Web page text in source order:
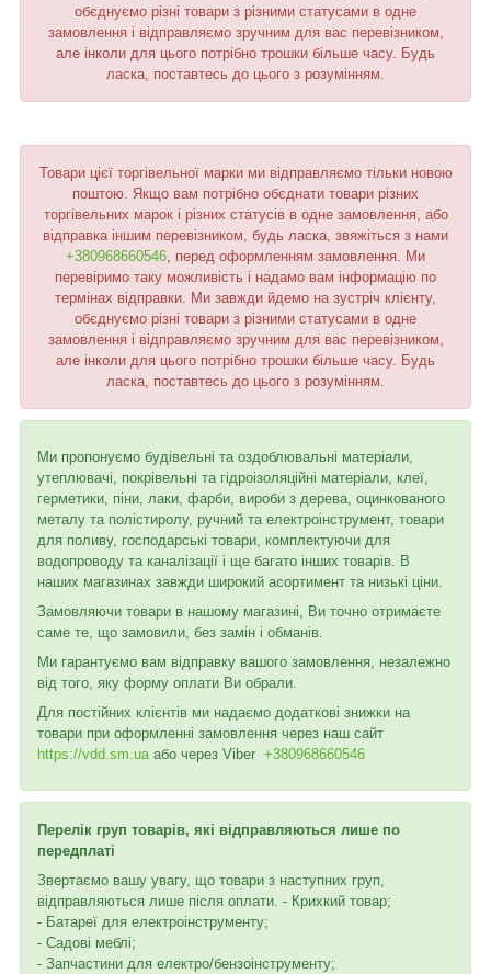
обєднуємо різні товари з різними статусами в одне
замовлення і відправляємо зручним для вас перевізником,
але інколи для цього потрібно трошки більше часу. Будь
ласка, поставтесь до цього з розумінням.
Товари цієї торгівельної марки ми відправляємо тільки новою
поштою. Якщо вам потрібно обєднати товари різних
торгівельних марок і різних статусів в одне замовлення, або
відправка іншим перевізником, будь ласка, звяжіться з нами
+380968660546 , перед оформленням замовлення. Ми
перевіримо таку можливість і надамо вам інформацію по
термінах відправки. Ми завжди йдемо на зустріч клієнту,
обєднуємо різні товари з різними статусами в одне
замовлення і відправляємо зручним для вас перевізником,
але інколи для цього потрібно трошки більше часу. Будь
ласка, поставтесь до цього з розумінням.
Ми пропонуємо будівельні та оздоблювальні матеріали,
утеплювачі, покрівельні та гідроізоляційні матеріали, клеї,
герметики, піни, лаки, фарби, вироби з дерева, оцинкованого
металу та полістиролу, ручний та електроінструмент, товари
для поливу, господарські товари, комплектуючи для
водопроводу та каналізації і ще багато інших товарів. В
наших магазинах завжди широкий асортимент та низькі ціни.
Замовляючи товари в нашому магазині, Ви точно отримаєте
саме те, що замовили, без замін і обманів.
Ми гарантуємо вам відправку вашого замовлення, незалежно
від того, яку форму оплати Ви обрали.
Для постійних клієнтів ми надаємо додаткові знижки на
товари при оформленні замовлення через наш сайт
https://vdd.sm.ua або через Viber +380968660546
Перелік груп товарів, які відправляються лише по
передплаті
Звертаємо вашу увагу, що товари з наступних груп,
відправляються лише після оплати. - Крихкий товар;
- Батареї для електроінструменту;
- Садові меблі;
- Запчастини для електро/бензоінструменту;